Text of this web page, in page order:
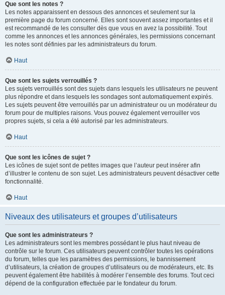
Que sont les notes ?
Les notes apparaissent en dessous des annonces et seulement sur la
première page du forum concerné. Elles sont souvent assez importantes et il
est recommandé de les consulter dès que vous en avez la possibilité. Tout
comme les annonces et les annonces générales, les permissions concernant
les notes sont définies par les administrateurs du forum.
Haut
Que sont les sujets verrouillés ?
Les sujets verrouillés sont des sujets dans lesquels les utilisateurs ne peuvent
plus répondre et dans lesquels les sondages sont automatiquement expirés.
Les sujets peuvent être verrouillés par un administrateur ou un modérateur du
forum pour de multiples raisons. Vous pouvez également verrouiller vos
propres sujets, si cela a été autorisé par les administrateurs.
Haut
Que sont les icônes de sujet ?
Les icônes de sujet sont de petites images que l’auteur peut insérer afin
d’illustrer le contenu de son sujet. Les administrateurs peuvent désactiver cette
fonctionnalité.
Haut
Niveaux des utilisateurs et groupes d’utilisateurs
Que sont les administrateurs ?
Les administrateurs sont les membres possédant le plus haut niveau de
contrôle sur le forum. Ces utilisateurs peuvent contrôler toutes les opérations
du forum, telles que les paramètres des permissions, le bannissement
d’utilisateurs, la création de groupes d’utilisateurs ou de modérateurs, etc. Ils
peuvent également être habilités à modérer l’ensemble des forums. Tout ceci
dépend de la configuration effectuée par le fondateur du forum.